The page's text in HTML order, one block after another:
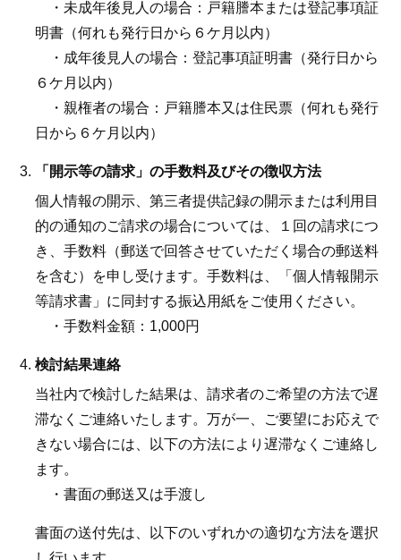
・未成年後見人の場合：戸籍謄本または登記事項証
明書（何れも発行日から６ケ月以内）
・成年後見人の場合：登記事項証明書（発行日から
６ケ月以内）
・親権者の場合：戸籍謄本又は住民票（何れも発行
日から６ケ月以内）
「開示等の請求」の手数料及びその徴収方法
個人情報の開示、第三者提供記録の開示または利用目
的の通知のご請求の場合については、１回の請求につ
き、手数料（郵送で回答させていただく場合の郵送料
を含む）を申し受けます。手数料は、「個人情報開示
等請求書」に同封する振込用紙をご使用ください。
・手数料金額：1,000円
検討結果連絡
当社内で検討した結果は、請求者のご希望の方法で遅
滞なくご連絡いたします。万が一、ご要望にお応えで
きない場合には、以下の方法により遅滞なくご連絡し
ます。
・書面の郵送又は手渡し
書面の送付先は、以下のいずれかの適切な方法を選択